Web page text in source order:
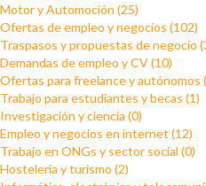
Motor y Automoción (25)
Ofertas de empleo y negocios (102)
Traspasos y propuestas de negocio
Demandas de empleo y CV (10)
Ofertas para freelance y autónomos
Trabajo para estudiantes y becas (1)
Investigación y ciencia (0)
Empleo y negocios en internet (12)
Trabajo en ONGs y sector social (0)
Hosteleria y turismo (2)